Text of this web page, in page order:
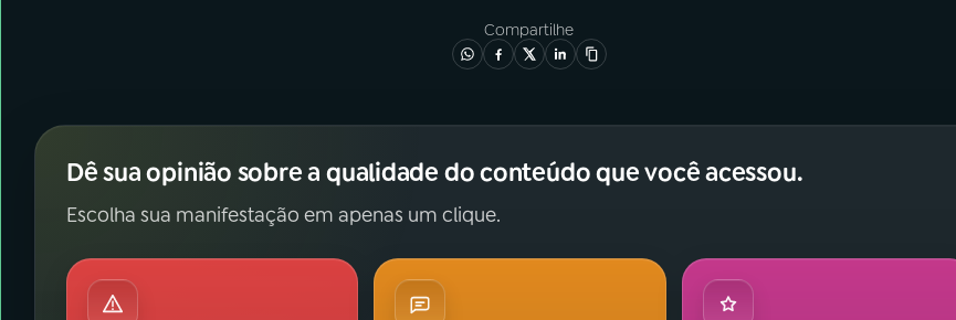
Compartilhe
Dê sua opinião sobre a qualidade do conteúdo que você acessou.
Escolha sua manifestação em apenas um clique.